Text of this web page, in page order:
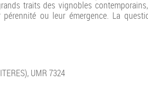
traits des vignobles
ou leur émergence. La
UMR 7324